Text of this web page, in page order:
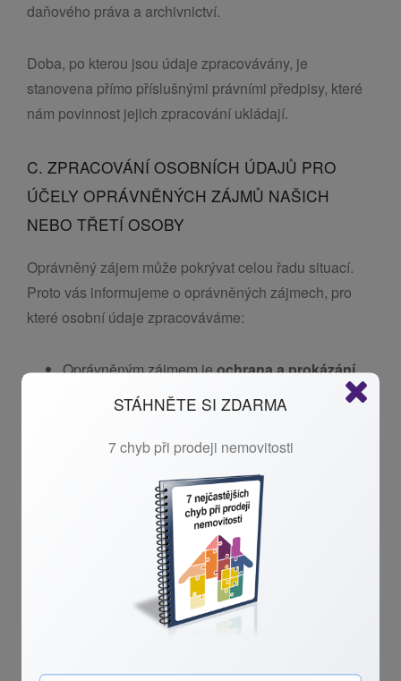
daňového práva a archivnictví.
Doba, po kterou jsou údaje zpracovávány, je
stanovena přímo příslušnými právními předpisy, které
nám povinnost jejich zpracování ukládají.
C. ZPRACOVÁNÍ OSOBNÍCH ÚDAJŮ PRO
ÚČELY OPRÁVNĚNÝCH ZÁJMŮ NAŠICH
NEBO TŘETÍ OSOBY
Oprávněný zájem může pokrývat celou řadu situací.
Proto vás informujeme o oprávněných zájmech, pro
které osobní údaje zpracováváme:
Oprávněným zájmem jeochrana a prokázání
našich práv a právních nároků , zejména z
tyto účely zpracováváme osobní údaje po dobu
15 let po ukončení smluvní spolupráce nebo
našeho posledního kontaktu, pokud k uzavření
smlouvy nedošlo. Tato lhůta je stanovena
vzhledem k promlčecím lhůtám nároků se
zohledněním toho, že se o případném u soudu
uplatněném nároku nemusíme dozvědět hned v
okamžiku jeho uplatnění druhou stranou. Pro tyto
vzájemné komunikace.
STÁHNĚTE SI ZDARMA
7 chyb při prodeji nemovitosti